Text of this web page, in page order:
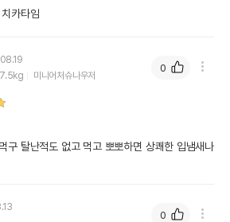
카타임
7.5kg 미니어처슈나우저
구 탈난적도 없고 먹고 뽀뽀하면 상쾌한 입냄새나
0
0